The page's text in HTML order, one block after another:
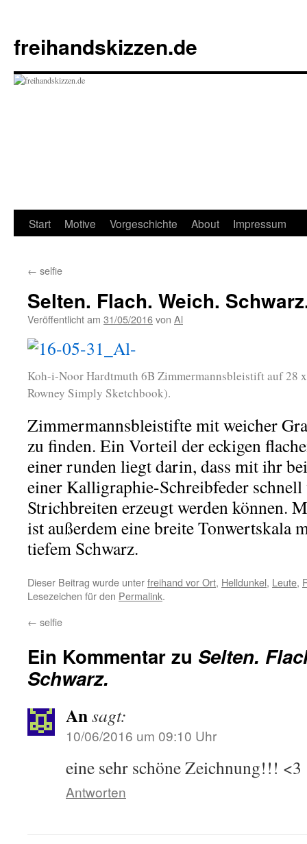
springen
freihandskizzen.de
Start Motive Vorgeschichte About Impressum
← selfie
Selten. Flach. Weich.
Veröffentlicht am 31/05/2016von Al
Koh-i-Noor Hardtmuth 6B Zimmermannsbleistift auf 28
Rowney Simply Sketchbook).
Zimmermannsbleistifte mit weicher
zu finden. Ein Vorteil der eckigen
einer runden liegt darin, dass mit ihr
einer Kalligraphie-Schreibfeder schnell
Strichbreiten erzeugt werden können.
ist außerdem eine breite Tonwertskala
tiefem Schwarz.
Dieser Beitrag wurde unterfreihand vor Ort, Helldunkel, Leute,
Lesezeichen für den Permalink.
← selfie
Ein Kommentar zu Selten.
Schwarz.
Ansagt:
10/06/2016 um 09:10 Uhr
eine sehr schöne Zeichnung!!! <3
Antworten